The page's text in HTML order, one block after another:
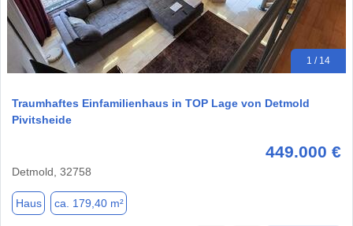
1 / 14
Traumhaftes Einfamilienhaus in TOP Lage von Detmold
Pivitsheide
449.000 €
Detmold, 32758
Haus ca. 179,40 m²